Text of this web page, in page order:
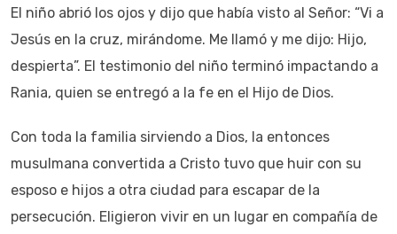
El niño abrió los ojos y dijo que había visto al Señor: “Vi a
Jesús en la cruz, mirándome. Me llamó y me dijo: Hijo,
despierta”. El testimonio del niño terminó impactando a
Rania, quien se entregó a la fe en el Hijo de Dios.
Con toda la familia sirviendo a Dios, la entonces
musulmana convertida a Cristo tuvo que huir con su
esposo e hijos a otra ciudad para escapar de la
persecución. Eligieron vivir en un lugar en compañía de